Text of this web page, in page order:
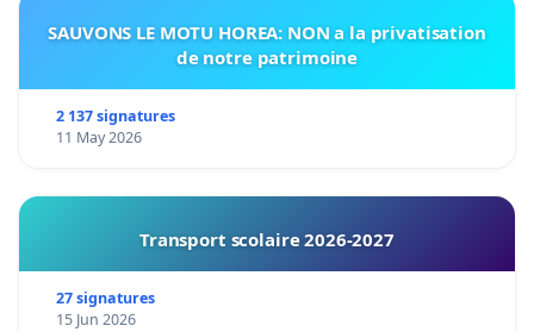
SAUVONS LE MOTU HOREA: NON a la privatisation
de notre patrimoine
2 137 signatures
11 May 2026
Transport scolaire 2026-2027
27 signatures
15 Jun 2026